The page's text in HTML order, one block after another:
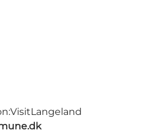
VisitLangeland